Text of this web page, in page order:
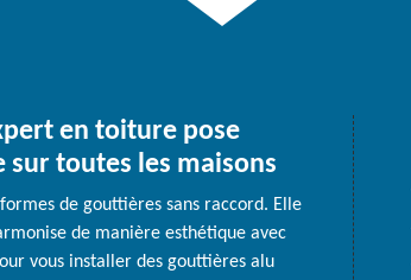
en toiture pose
toutes les maisons
de gouttières sans raccord. Elle
de manière esthétique avec
vous installer des gouttières alu